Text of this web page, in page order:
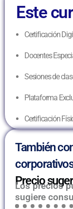
Este
Certificación
Docentes
Sesiones de
Plataforma
Certificación
También
corporativos
Precio
Los precios
sugiere